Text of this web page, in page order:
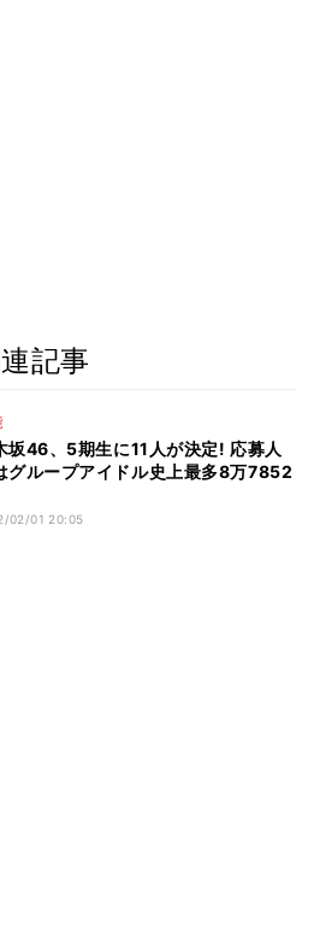
記事
坂46、5期生に11人が決定! 応募人
グループアイドル史上最多8万7852
02/01 20:05